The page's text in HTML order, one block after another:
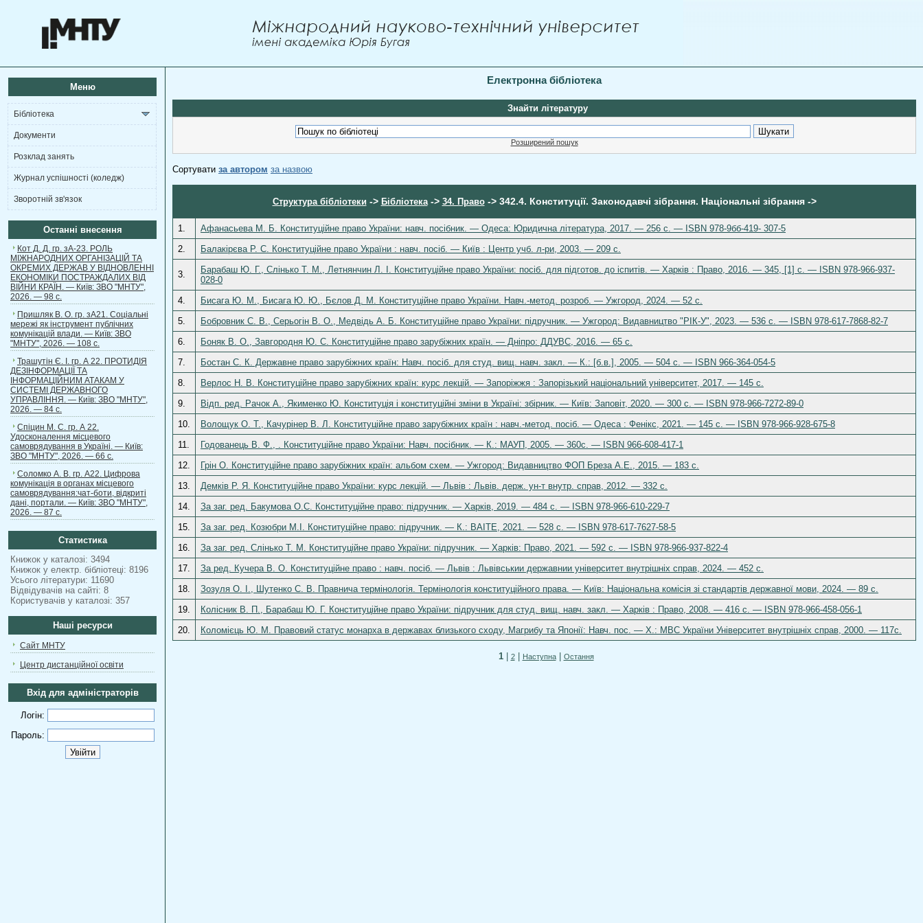
Меню
Бібліотека
Документи
Розклад занять
Журнал успішності (коледж)
Зворотній зв'язок
Останні внесення
Кот Д. Д. гр. зА-23. РОЛЬ
МІЖНАРОДНИХ ОРГАНІЗАЦІЙ ТА
ОКРЕМИХ ДЕРЖАВ У ВІДНОВЛЕННІ
ЕКОНОМІКИ ПОСТРАЖДАЛИХ ВІД
ВІЙНИ КРАЇН. — Київ: ЗВО "МНТУ",
2026. — 98 с.
Пришляк В. О. гр. зА21. Соціальні
мережі як інструмент публічних
комунікацій влади. — Київ: ЗВО
"МНТУ", 2026. — 108 с.
Трашутін Є. І. гр. А 22. ПРОТИДІЯ
ДЕЗІНФОРМАЦІЇ ТА
ІНФОРМАЦІЙНИМ АТАКАМ У
СИСТЕМІ ДЕРЖАВНОГО
УПРАВЛІННЯ. — Київ: ЗВО "МНТУ",
2026. — 84 с.
Спіцин М. С. гр. А 22.
Удосконалення місцевого
самоврядування в Україні. — Київ:
ЗВО "МНТУ", 2026. — 66 с.
Соломко А. В. гр. А22. Цифрова
комунікація в органах місцевого
самоврядування:чат-боти, відкриті
дані, портали. — Київ: ЗВО "МНТУ",
2026. — 87 с.
Статистика
Книжок у каталозі: 3494
Книжок у електр. бібліотеці: 8196
Усього літератури: 11690
Відвідувачів на сайті: 8
Користувачів у каталозі: 357
Наші ресурси
Сайт МНТУ
Центр дистанційної освіти
Вхід для адміністраторів
Логін:
Пароль:
Електронна бібліотека
Знайти літературу
Розширений пошук
Сортувати за автором за назвою
Структура бібліотеки -> Бібліотека-> 34. Право-> 342.4. Конституції. Законодавчі зібрання. Національні зібрання ->
1.
Афанасьева М. Б. Конституційне право України: навч. посібник. — Одеса: Юридична література, 2017. — 256 с. — ISBN 978-9бб-419- 307-5
2.
Балакірєва Р. С. Конституційне право України : навч. посіб. — Київ : Центр учб. л-ри, 2003. — 209 с.
3.
Барабаш Ю. Г., Слінько Т. М., Летнянчин Л. І. Конституційне право України: посіб. для підготов. до іспитів. — Харків : Право, 2016. — 345, [1] с. — ISBN 978-966-937-
028-0
4.
Бисага Ю. М., Бисага Ю. Ю., Бєлов Д. М. Конституційне право України. Навч.-метод. розроб. — Ужгород, 2024. — 52 с.
5.
Бобровник С. В., Серьогін В. О., Медвідь А. Б. Конституційне право України: підручник. — Ужгород: Видавництво "РІК-У", 2023. — 536 с. — ISBN 978-617-7868-82-7
6.
Боняк В. О., Завгородня Ю. С. Конституційне право зарубіжних країн. — Дніпро: ДДУВС, 2016. — 65 с.
7.
Бостан С. К. Державне право зарубіжних країн: Навч. посіб. для студ. вищ. навч. закл. — К.: [б.в.], 2005. — 504 с. — ISBN 966-364-054-5
8.
Верлос Н. В. Конституційне право зарубіжних країн: курс лекцій. — Запоріжжя : Запорізький національний університет, 2017. — 145 с.
9.
Відп. ред. Рачок А., Якименко Ю. Конституція і конституційні зміни в Україні: збірник. — Київ: Заповіт, 2020. — 300 с. — ISBN 978-966-7272-89-0
10.
Волощук О. Т., Качурінер В. Л. Конституційне право зарубіжних країн : навч.-метод. посіб. — Одеса : Фенікс, 2021. — 145 с. — ISBN 978-966-928-675-8
11.
Годованець В. Ф., . Конституційне право України: Навч. посібник. — К.: МАУП, 2005. — 360с. — ISBN 966-608-417-1
12.
Грін О. Конституційне право зарубіжних країн: альбом схем. — Ужгород: Видавництво ФОП Бреза А.Е., 2015. — 183 с.
13.
Демків Р. Я. Конституційне право України: курс лекцій. — Львів : Львів. держ. ун-т внутр. справ, 2012. — 332 с.
14.
За заг. ред. Бакумова О.С. Конституційне право: підручник. — Харків, 2019. — 484 с. — ISBN 978-966-610-229-7
15.
За заг. ред. Козюбри М.І. Конституційне право: підручник. — К.: ВАІТЕ, 2021. — 528 с. — ISBN 978-617-7627-58-5
16.
За заг. ред. Слінько Т. М. Конституційне право України: підручник. — Харків: Право, 2021. — 592 с. — ISBN 978-966-937-822-4
17.
За ред. Кучера В. О. Конституційне право : навч. посіб. — Львів : Львівськии державнии університет внутрішніх справ, 2024. — 452 с.
18.
Зозуля О. І., Шутенко С. В. Правнича термінологія. Термінологія конституційного права. — Київ: Національна комісія зі стандартів державної мови, 2024. — 89 с.
19.
Колісник В. П., Барабаш Ю. Г. Конституційне право України: підручник для студ. вищ. навч. закл. — Харків : Право, 2008. — 416 с. — ISBN 978-966-458-056-1
20.
Коломієць Ю. М. Правовий статус монарха в державах близького сходу, Магрибу та Японії: Навч. пос. — Х.: МВС України Університет внутрішніх справ, 2000. — 117с.
1| 2| Наступна| Остання